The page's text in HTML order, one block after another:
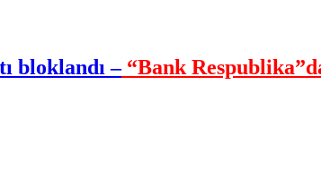
bloklandı –“Bank